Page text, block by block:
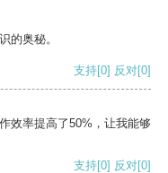
的奥秘。
支持[0] 反对[0]
效率提高了50%，让我能够
支持[0] 反对[0]